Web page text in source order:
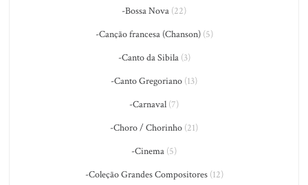
-Bossa Nova (22)
-Canção francesa (Chanson)(5)
-Canto da Sibila(3)
-Canto Gregoriano (13)
-Carnaval (7)
-Choro / Chorinho (21)
-Cinema (5)
-Coleção Grandes Compositores(12)